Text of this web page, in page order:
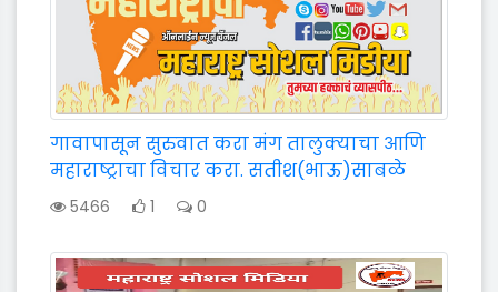
गावापासून सुरुवात करा मंग तालुक्याचा आणि
महाराष्ट्राचा विचार करा. सतीश(भाऊ)साबळे
5466 1 0